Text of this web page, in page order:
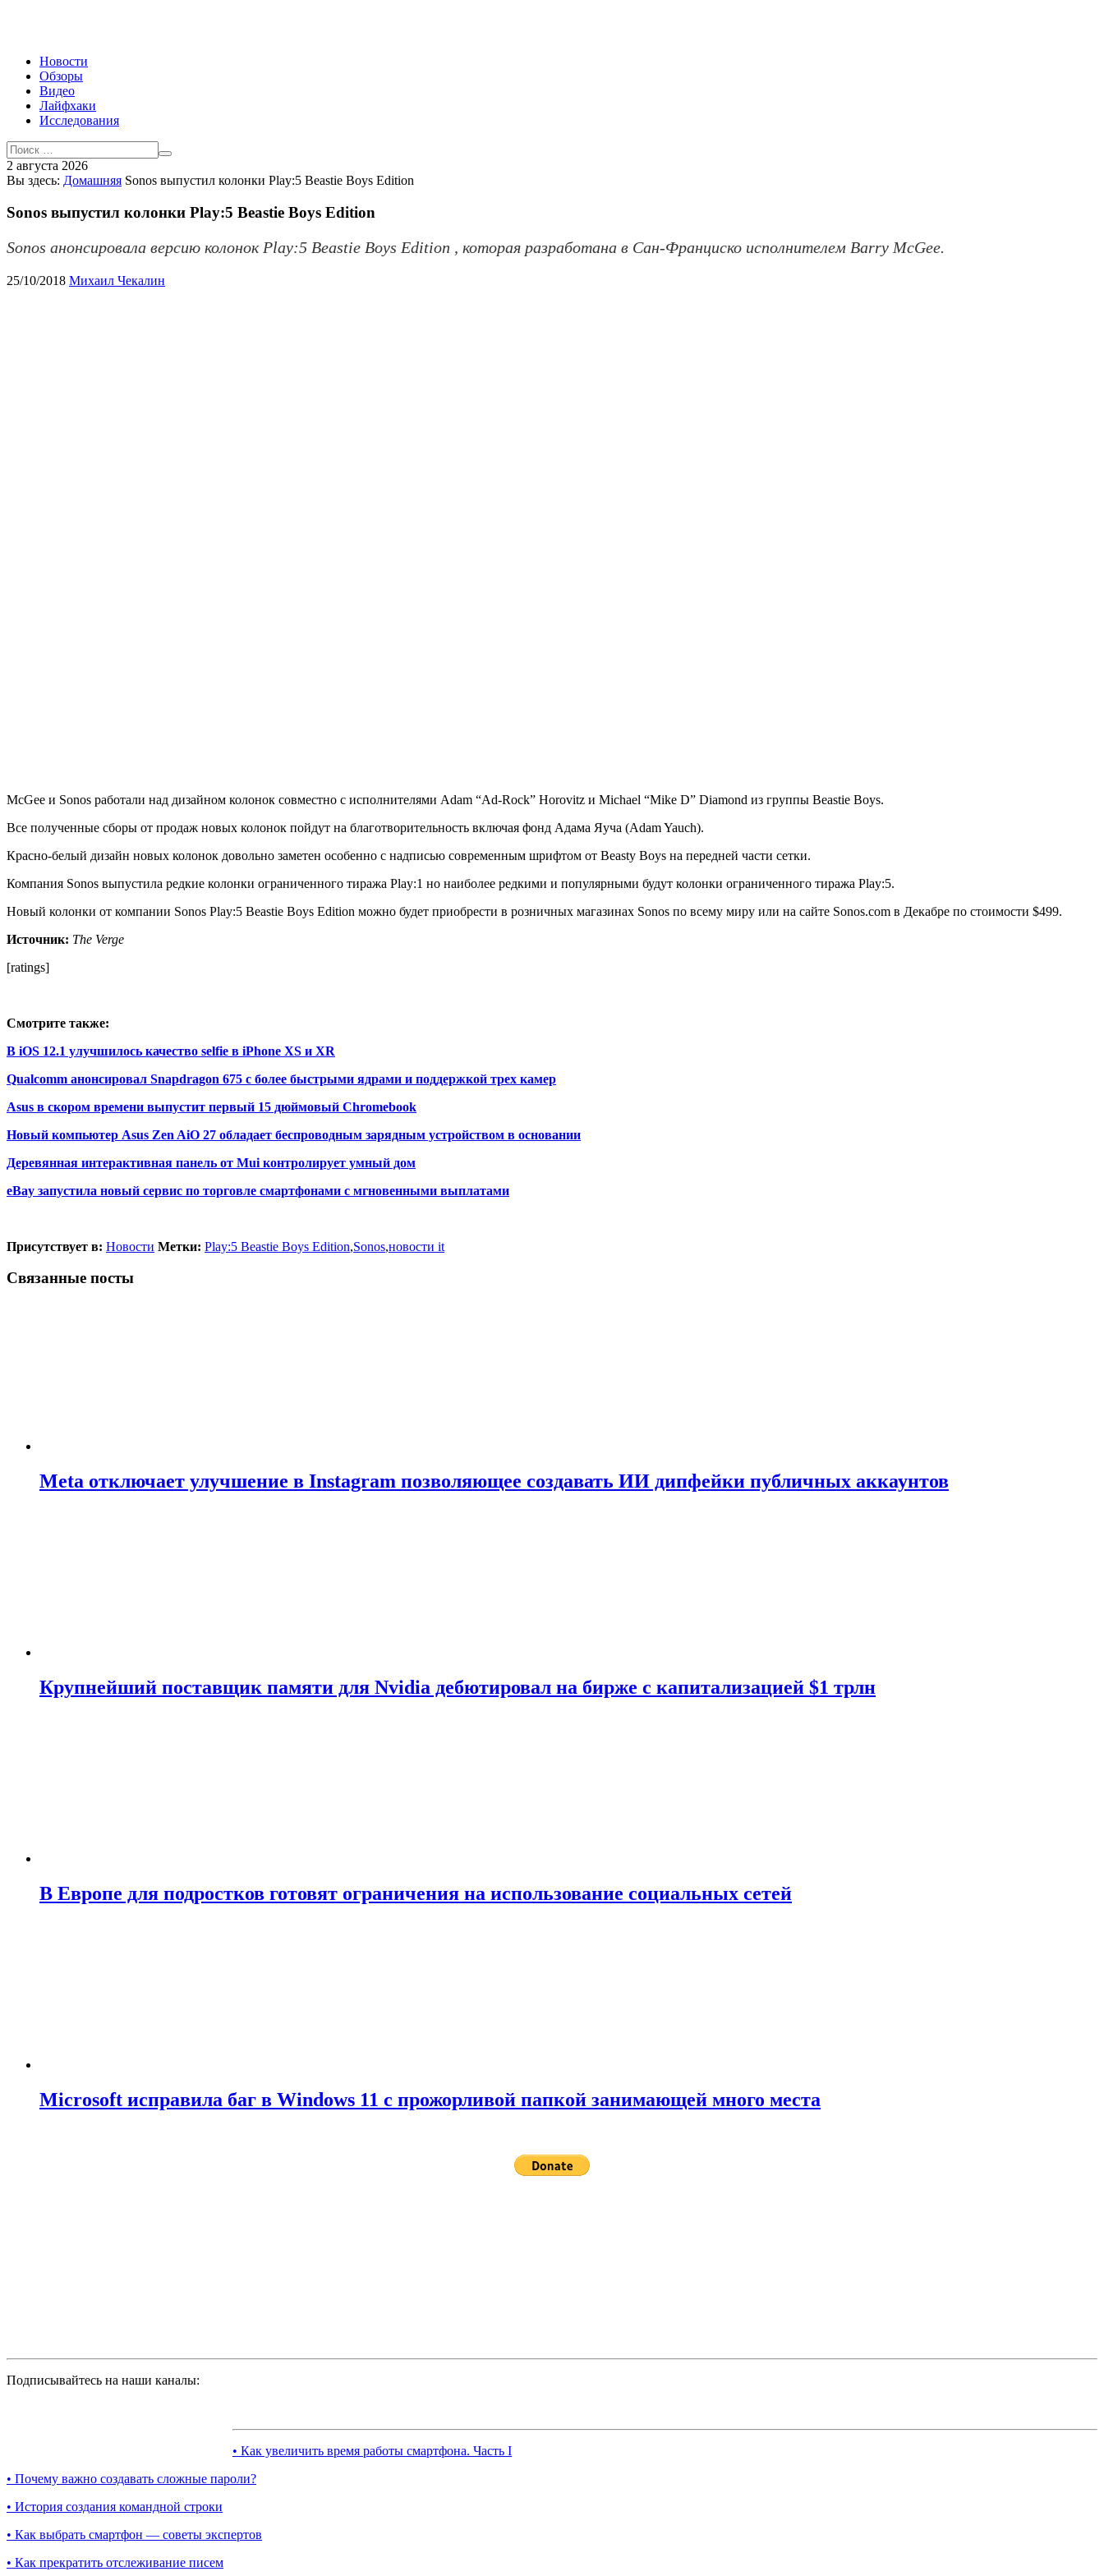
Новости
Обзоры
Видео
Лайфхаки
Исследования
2 августа 2026
Вы здесь: Домашняя Sonos выпустил колонки Play:5 Beastie Boys Edition
Sonos выпустил колонки Play:5 Beastie Boys Edition
Sonos анонсировала версию колонок Play:5 Beastie Boys Edition , которая разработана в Сан-Франциско исполнителем Barry McGee.
25/10/2018 Михаил Чекалин
McGee и Sonos работали над дизайном колонок совместно с исполнителями Adam “Ad-Rock” Horovitz и Michael “Mike D” Diamond из группы Beastie Boys.
Все полученные сборы от продаж новых колонок пойдут на благотворительность включая фонд Адама Яуча (Adam Yauch).
Красно-белый дизайн новых колонок довольно заметен особенно с надписью современным шрифтом от Beasty Boys на передней части сетки.
Компания Sonos выпустила редкие колонки ограниченного тиража Play:1 но наиболее редкими и популярными будут колонки ограниченного тиража Play:5.
Новый колонки от компании Sonos Play:5 Beastie Boys Edition можно будет приобрести в розничных магазинах Sonos по всему миру или на сайте Sonos.com в Декабре по стоимости $499.
Источник: The Verge
[ratings]
Смотрите также:
В iOS 12.1 улучшилось качество selfie в iPhone XS и XR
Qualcomm анонсировал Snapdragon 675 с более быстрыми ядрами и поддержкой трех камер
Asus в скором времени выпустит первый 15 дюймовый Chromebook
Новый компьютер Asus Zen AiO 27 обладает беспроводным зарядным устройством в основании
Деревянная интерактивная панель от Mui контролирует умный дом
eBay запустила новый сервис по торговле смартфонами с мгновенными выплатами
Присутствует в: Новости Метки: Play:5 Beastie Boys Edition,Sonos,новости it
Связанные посты
Meta отключает улучшение в Instagram позволяющее создавать ИИ дипфейки публичных аккаунтов
Крупнейший поставщик памяти для Nvidia дебютировал на бирже с капитализацией $1 трлн
В Европе для подростков готовят ограничения на использование социальных сетей
Microsoft исправила баг в Windows 11 с прожорливой папкой занимающей много места
Подписывайтесь на наши каналы:
• Как увеличить время работы смартфона. Часть I
• Почему важно создавать сложные пароли?
• История создания командной строки
• Как выбрать смартфон — советы экспертов
• Как прекратить отслеживание писем